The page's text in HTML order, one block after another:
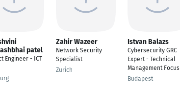
patel
Engineer - ICT
Zahir Wazeer
Network Security
Specialist
Zurich
Istvan Balazs
Cybersecurity GRC
Expert - Technical
Management Focus
Budapest